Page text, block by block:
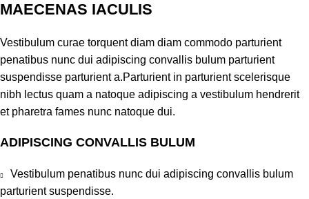
MAECENAS IACULIS
Vestibulum curae torquent diam diam commodo parturient
penatibus nunc dui adipiscing convallis bulum parturient
suspendisse parturient a.Parturient in parturient scelerisque
nibh lectus quam a natoque adipiscing a vestibulum hendrerit
et pharetra fames nunc natoque dui.
ADIPISCING CONVALLIS BULUM
Vestibulum penatibus nunc dui adipiscing convallis bulum
parturient suspendisse.